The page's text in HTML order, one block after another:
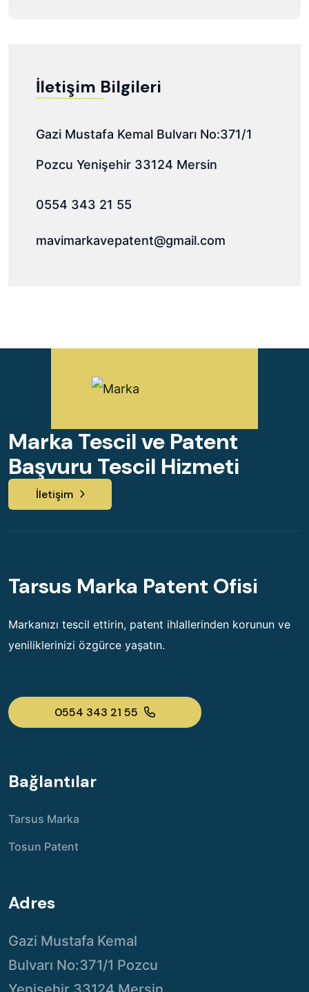
İletişim Bilgileri
Gazi Mustafa Kemal Bulvarı No:371/1
Pozcu Yenişehir 33124 Mersin
0554 343 21 55
mavimarkavepatent@gmail.com
Marka Tescil ve Patent
Başvuru Tescil Hizmeti
İletişim
Tarsus Marka Patent Ofisi
Markanızı tescil ettirin, patent ihlallerinden korunun ve
yeniliklerinizi özgürce yaşatın.
0554 343 21 55
Bağlantılar
Tarsus Marka
Tosun Patent
Adres
Gazi Mustafa Kemal
Bulvarı No:371/1 Pozcu